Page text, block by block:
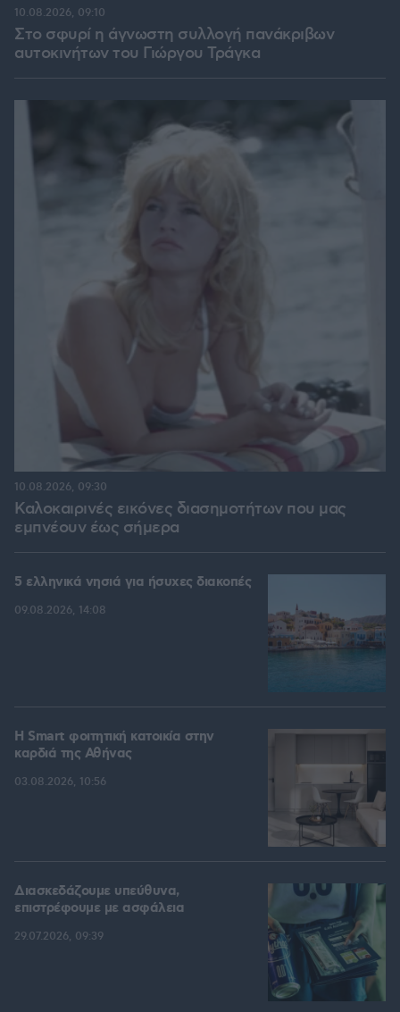
Στο σφυρί η άγνωστη συλλογή πανάκριβων
αυτοκινήτων του Γιώργου Τράγκα
10.08.2026, 09:10
Καλοκαιρινές εικόνες διασημοτήτων που μας
εμπνέουν έως σήμερα
10.08.2026, 09:30
5 ελληνικά νησιά για ήσυχες διακοπές
09.08.2026, 14:08
Η Smart φοιτητική κατοικία στην
καρδιά της Αθήνας
03.08.2026, 10:56
Διασκεδάζουμε υπεύθυνα,
επιστρέφουμε με ασφάλεια
29.07.2026, 09:39